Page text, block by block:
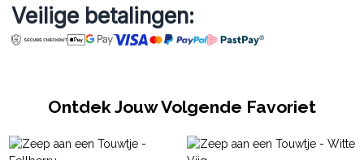
Veilige betalingen:
Ontdek Jouw Volgende Favoriet